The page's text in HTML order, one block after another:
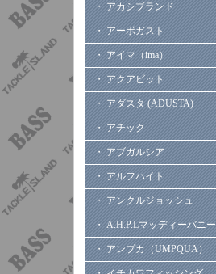
・ アカシブランド
・ アーボガスト
・ アイマ（ima）
・ アクアビット
・ アダスタ (ADUSTA)
・ アチック
・ アブガルシア
・ アルフハイト
・ アンクルジョッシュ
・ A.H.P.Lマッディーバニー
・ アンプカ（UMPQUA）